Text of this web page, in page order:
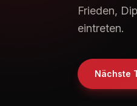
Frieden,
eintreten.
Nächste